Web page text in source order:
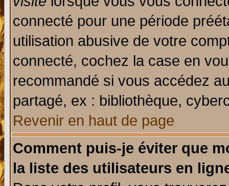
connecté pour une période
utilisation abusive de votre
connecté, cochez la case en
recommandé si vous accédez
partagé, ex : bibliothèque,
Revenir en haut de page
Comment puis-je éviter que
la liste des utilisateurs en